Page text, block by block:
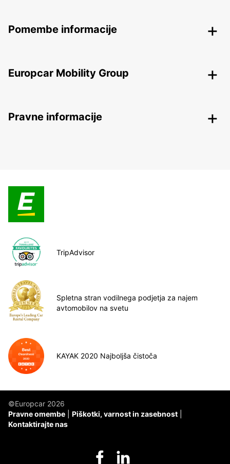
Pomembe informacije
Europcar Mobility Group
Pravne informacije
TripAdvisor
Spletna stran vodilnega podjetja za najem
avtomobilov na svetu
KAYAK 2020 Najboljša čistoča
©Europcar 2026
Pravne omembe
Piškotki, varnost in zasebnost
Kontaktirajte nas